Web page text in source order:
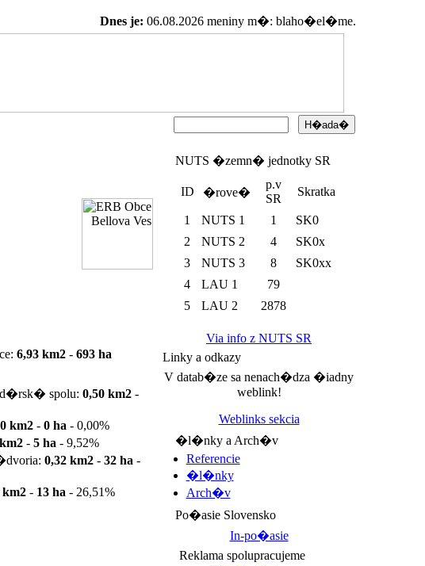
Dnes je: 06.08.2026 meniny m�: blaho�el�me.
6,93 km2- 693 ha
spolu: 0,50 km2 -
km2 - 0 ha - 0,00%
- 5 ha - 9,52%
0,32 km2 - 32 ha -
km2 - 13 ha - 26,51%
NUTS �zemn� jednotky SR
ID �rove�
p.v
SR
Skratka
1 NUTS 1 1
SK0
2
NUTS 2 4
SK0x
3
NUTS 3 8
SK0xx
4
LAU 1
79
5
LAU 2 2878
Via info z NUTS SR
Linky a odkazy
V datab�ze sa nenach�dza �iadny
weblink!
Weblinks sekcia
�l�nky a Arch�v
Referencie
�l�nky
Arch�v
Po�asie Slovensko
In-po�asie
Reklama spolupracujeme